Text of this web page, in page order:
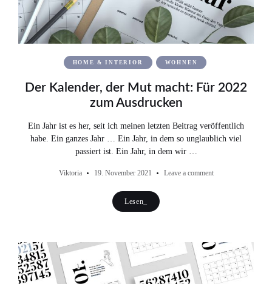
HOME & INTERIOR WOHNEN
Der Kalender, der Mut macht: Für 2022
zum Ausdrucken
Ein Jahr ist es her, seit ich meinen letzten Beitrag veröffentlich
habe. Ein ganzes Jahr … Ein Jahr, in dem so unglaublich viel
passiert ist. Ein Jahr, in dem wir …
Viktoria 19. November 2021 Leave a comment
Lesen_